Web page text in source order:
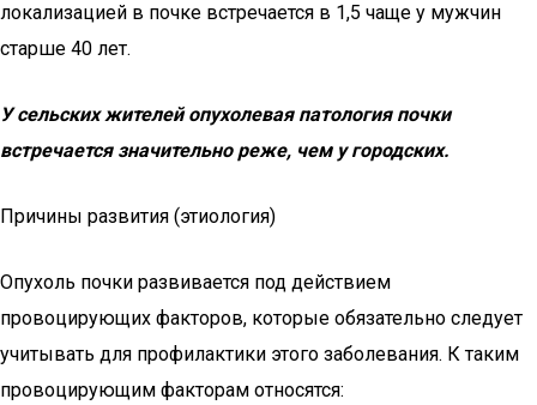
локализацией в почке встречается в 1,5 чаще у мужчин
старше 40 лет.
У сельских жителей опухолевая патология почки
встречается значительно реже, чем у городских.
Причины развития (этиология)
Опухоль почки развивается под действием
провоцирующих факторов, которые обязательно следует
учитывать для профилактики этого заболевания. К таким
провоцирующим факторам относятся: